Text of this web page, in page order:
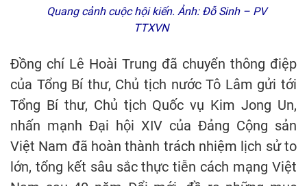
Quang cảnh cuộc hội kiến. Ảnh: Đỗ Sinh – PV
TTXVN
Đồng chí Lê Hoài Trung đã chuyển thông điệp
của Tổng Bí thư, Chủ tịch nước Tô Lâm gửi tới
Tổng Bí thư, Chủ tịch Quốc vụ Kim Jong Un,
nhấn mạnh Đại hội XIV của Đảng Cộng sản
Việt Nam đã hoàn thành trách nhiệm lịch sử to
lớn, tổng kết sâu sắc thực tiễn cách mạng Việt